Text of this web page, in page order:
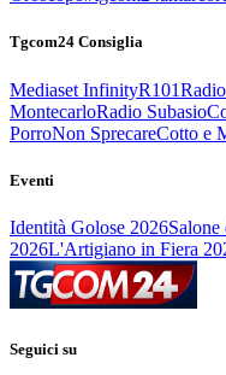
Tgcom24 Consiglia
Mediaset InfinityR101
MontecarloRadio Subasio
PorroNon SprecareCotto e
Eventi
Identità Golose 2026
2026L'Artigiano in Fiera
Seguici su